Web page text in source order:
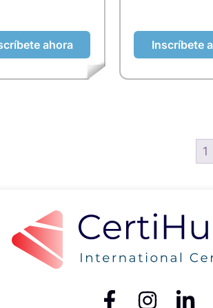
ahora Inscríbete
1